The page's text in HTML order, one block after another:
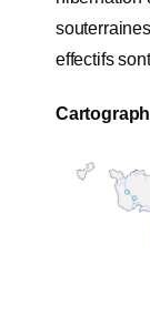
effectifs